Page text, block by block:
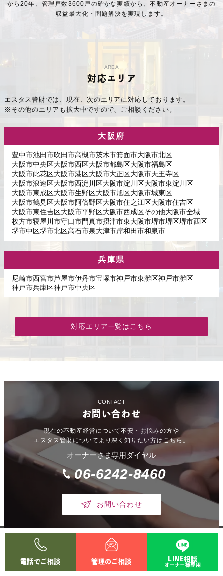
電話でご相談 管理のご相談 LINE相談
オーナー様専用
から20年、管理戸数3600戸の確かな実績から、不動産オーナーさまの
収益最大化・問題解決を実現します。
AREA
対応エリア
エスタス管財では、現在、次のエリアに対応しております。
※その他のエリアも拡大中ですので、ご相談ください。
大阪府
豊中市池田市吹田市高槻市茨木市箕面市大阪市北区
大阪市中央区大阪市西区大阪市都島区大阪市福島区
大阪市此花区大阪市港区大阪市大正区大阪市天王寺区
大阪市浪速区大阪市西淀川区大阪市淀川区大阪市東淀川区
大阪市東成区大阪市生野区大阪市旭区大阪市城東区
大阪市鶴見区大阪市阿倍野区大阪市住之江区大阪市住吉区
大阪市東住吉区大阪市平野区大阪市西成区その他大阪市全域
枚方市寝屋川市守口市門真市摂津市東大阪市堺市堺区堺市西区
堺市中区堺市北区高石市泉大津市岸和田市和泉市
兵庫県
尼崎市西宮市芦屋市伊丹市宝塚市神戸市東灘区神戸市灘区
神戸市兵庫区神戸市中央区
対応エリア一覧はこちら
CONTACT
お問い合わせ
現在の不動産経営について不安・お悩みの方や
エスタス管財についてより深く知りたい方はこちら。
オーナーさま専用ダイヤル
06-6242-8460
お問い合わせ
入居者さま専用ダイヤル
06-6242-8463